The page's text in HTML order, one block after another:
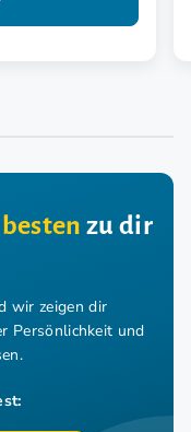
zu dir
wir zeigen dir
Persönlichkeit und